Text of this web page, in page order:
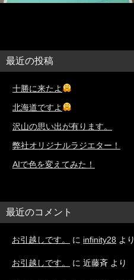
最近の投稿
十勝に来たよ
北海道ですよ
沢山の思い出が有ります。
弊社オリジナルラジエター！
AIで色を変えてみた！
最近のコメント
お引越しです。 に infinity28 より
お引越しです。 に 近藤斉 より